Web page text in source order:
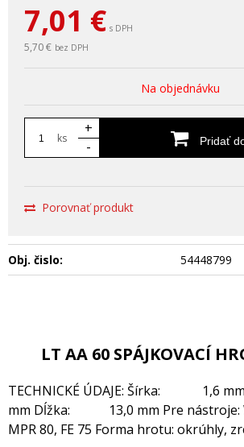
7,01 € s DPH
5,70 € bez DPH
Na objednávku
ks
+
-
Pridať
Porovnať produkt
Obj. čislo: 54448799
LT AA 60 SPÁJKOVACÍ
TECHNICKÉ ÚDAJE: Šírka: 1,6
mm Dĺžka: 13,0 mm Pre nástroje:
MPR 80, FE 75 Forma hrotu: okrúhly,